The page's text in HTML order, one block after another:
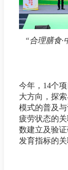
“合理膳食
今年，14个
大方向，探
模式的普及
疲劳状态的关
数建立及验
发育指标的关